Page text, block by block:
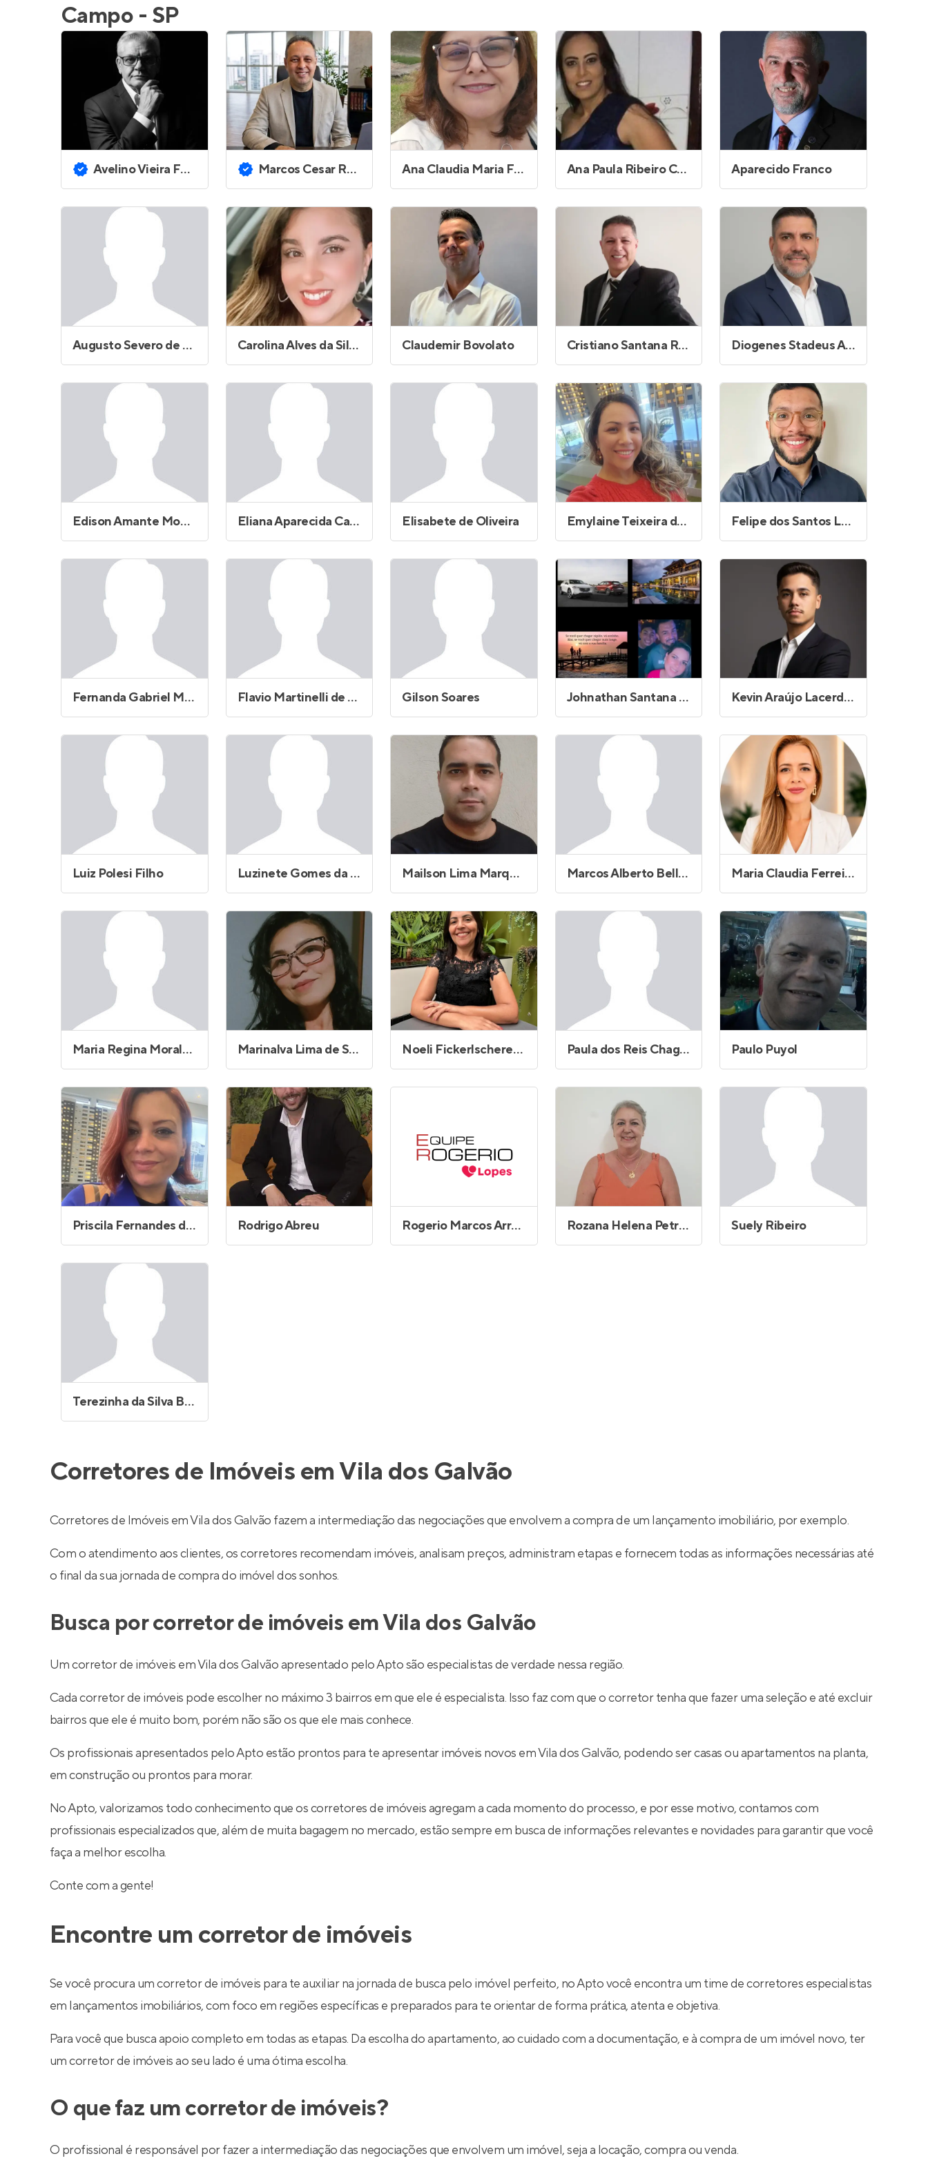
Campo - SP
Avelino Vieira Ferreira Marcos Cesar Rocca Ana Claudia Maria Ferreira Alves Ana Paula Ribeiro Cavalcante Gonçalves Aparecido Franco
Augusto Severo de Oliveira Carolina Alves da Silva Andrade Claudemir Bovolato Cristiano Santana Reis Diogenes Stadeus Andrade
Edison Amante Monteforte Eliana Aparecida Cardoso Cavalari Elisabete de Oliveira Emylaine Teixeira de Souza Felipe dos Santos Laurindo
Fernanda Gabriel Morais Marques Flavio Martinelli de Freitas Pedro Gilson Soares Johnathan Santana de Lima Kevin Araújo Lacerda do Carmo
Luiz Polesi Filho Luzinete Gomes da Silva de Souza Mailson Lima Marques Marcos Alberto Bellini Maria Claudia Ferreira
Maria Regina Morales Lopes Marinalva Lima de Sousa Noeli Fickerlscherer de Freitas dos Santos Paula dos Reis Chagas Paulo Puyol
Priscila Fernandes dos Santos Rodrigo Abreu Rogerio Marcos Arrebola Rozana Helena Petrucci Suely Ribeiro
Terezinha da Silva Brito
Corretores de Imóveis em Vila dos Galvão
Corretores de Imóveis em Vila dos Galvão fazem a intermediação das negociações que envolvem a compra de um lançamento imobiliário, por exemplo.
Com o atendimento aos clientes, os corretores recomendam imóveis, analisam preços, administram etapas e fornecem todas as informações necessárias até
o final da sua jornada de compra do imóvel dos sonhos.
Busca por corretor de imóveis em Vila dos Galvão
Um corretor de imóveis em Vila dos Galvão apresentado pelo Apto são especialistas de verdade nessa região.
Cada corretor de imóveis pode escolher no máximo 3 bairros em que ele é especialista. Isso faz com que o corretor tenha que fazer uma seleção e até excluir
bairros que ele é muito bom, porém não são os que ele mais conhece.
Os profissionais apresentados pelo Apto estão prontos para te apresentar imóveis novos em Vila dos Galvão, podendo ser casas ou apartamentos na planta,
em construção ou prontos para morar.
No Apto, valorizamos todo conhecimento que os corretores de imóveis agregam a cada momento do processo, e por esse motivo, contamos com
profissionais especializados que, além de muita bagagem no mercado, estão sempre em busca de informações relevantes e novidades para garantir que você
faça a melhor escolha.
Conte com a gente!
Encontre um corretor de imóveis
Se você procura um corretor de imóveis para te auxiliar na jornada de busca pelo imóvel perfeito, no Apto você encontra um time de corretores especialistas
em lançamentos imobiliários, com foco em regiões específicas e preparados para te orientar de forma prática, atenta e objetiva.
Para você que busca apoio completo em todas as etapas. Da escolha do apartamento, ao cuidado com a documentação, e à compra de um imóvel novo, ter
um corretor de imóveis ao seu lado é uma ótima escolha.
O que faz um corretor de imóveis?
O profissional é responsável por fazer a intermediação das negociações que envolvem um imóvel, seja a locação, compra ou venda.